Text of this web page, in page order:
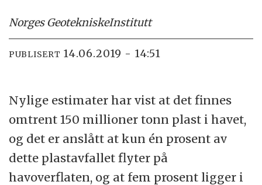
Norges GeotekniskeInstitutt
PUBLISERT 14.06.2019 - 14:51
Nylige estimater har vist at det finnes
omtrent 150 millioner tonn plast i havet,
og det er anslått at kun én prosent av
dette plastavfallet flyter på
havoverflaten, og at fem prosent ligger i